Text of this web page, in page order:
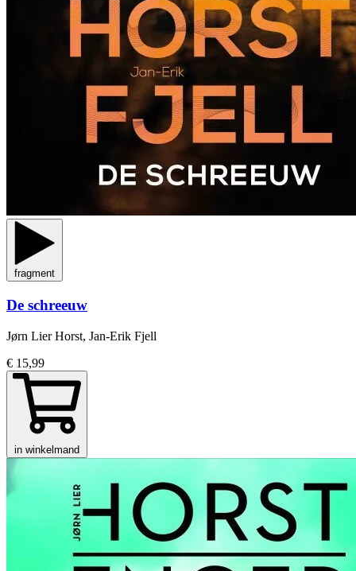
fragment
De schreeuw
Jørn Lier Horst, Jan-Erik Fjell
€ 15,99
in winkelmand